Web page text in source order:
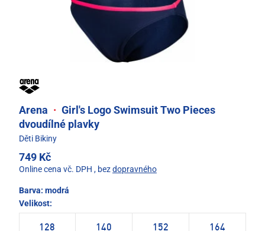
Arena · Girl's Logo Swimsuit Two Pieces
dvoudílné plavky
Děti Bikiny
749 Kč
Online cena vč. DPH , bezdopravného
Barva: modrá
Velikost:
128 140 152 164